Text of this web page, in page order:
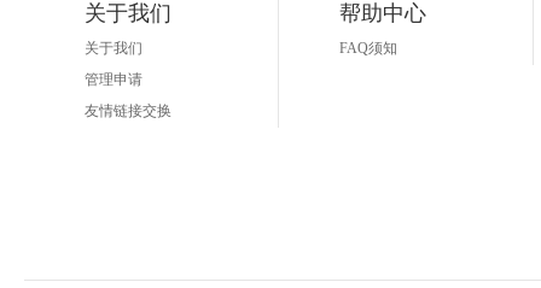
关于我们
关于我们
管理申请
友情链接交换
帮助中心
FAQ须知